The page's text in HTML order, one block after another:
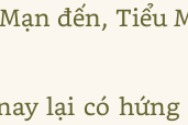
đến, Tiểu
lại có hứng